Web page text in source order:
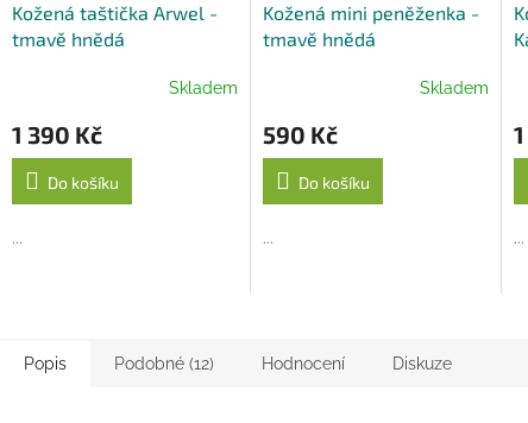
Kožená taštička Arwel -
tmavě hnědá
Skladem
1 390 Kč
Do košíku
...
Kožená mini peněženka -
tmavě hnědá
Skladem
590 Kč
Do košíku
... ...
Popis Podobné (12) Hodnocení Diskuze